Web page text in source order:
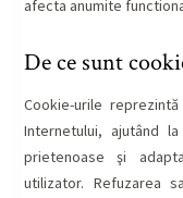
afecta anumite
De ce sunt
Cookie-urile
Internetului, ajutând
prietenoase şi
utilizator. Refuzarea